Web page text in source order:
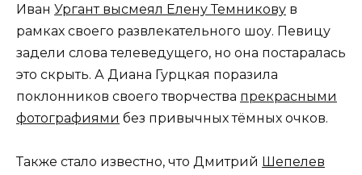
Иван Ургант высмеял Елену Темникову в
рамках своего развлекательного шоу. Певицу
задели слова телеведущего, но она постаралась
это скрыть. А Диана Гурцкая поразила
поклонников своего творчества прекрасными
фотографиями без привычных тёмных очков.
Также стало известно, что Дмитрий Шепелев